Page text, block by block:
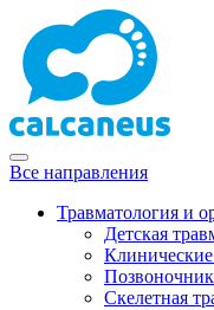
Все направления
Травматология и
Детская
Позвоночник
Скелетная